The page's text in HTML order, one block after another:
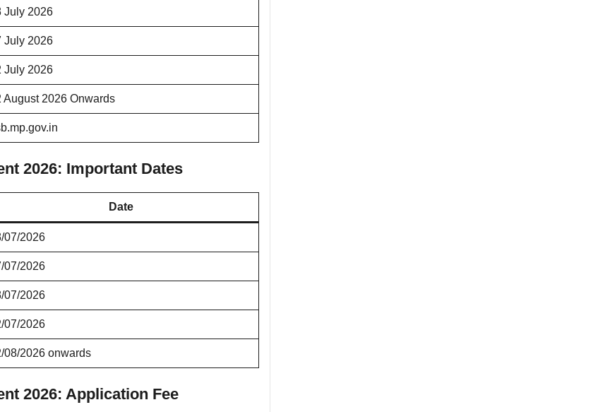
July 2026
July 2026
July 2026
August 2026 Onwards
2026: Important Dates
Date
07/2026
07/2026
07/2026
07/2026
08/2026 onwards
2026: Application Fee